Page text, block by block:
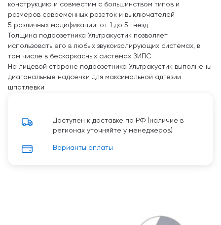
конструкцию и совместим с большинством типов и
размеров современных розеток и выключателей
5 различных модификаций: от 1 до 5 гнезд
Толщина подрозетника Ультракустик позволяет
использовать его в любых звукоизолирующих системах, в
том числе в бескаркасных системах ЗИПС
На лицевой стороне подрозетника Ультракустик выполнены
диагональные надсечки для максимальной адгезии
шпатлевки
Доступен к доставке по РФ (наличие в
регионах уточняйте у менеджеров)
Варианты оплаты